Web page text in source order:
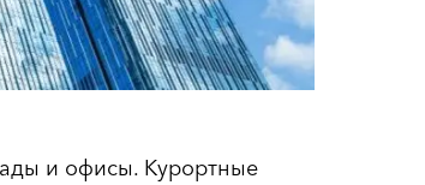
и офисы. Курортные